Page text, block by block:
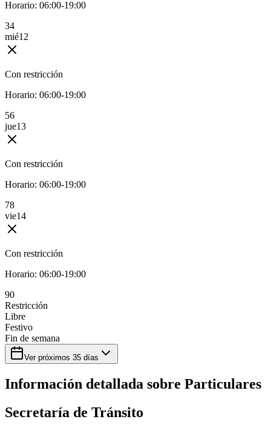
Horario: 06:00-19:00
34
mié12
Con restricción
Horario: 06:00-19:00
56
jue13
Con restricción
Horario: 06:00-19:00
78
vie14
Con restricción
Horario: 06:00-19:00
90
Restricción
Libre
Festivo
Fin de semana
Ver próximos 35 días
Información detallada sobre Particulares
Secretaría de Tránsito